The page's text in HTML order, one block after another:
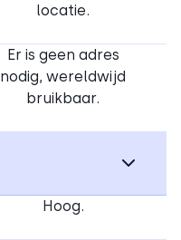
locatie.
Er is geen adres
nodig, wereldwijd
bruikbaar.
Hoog.